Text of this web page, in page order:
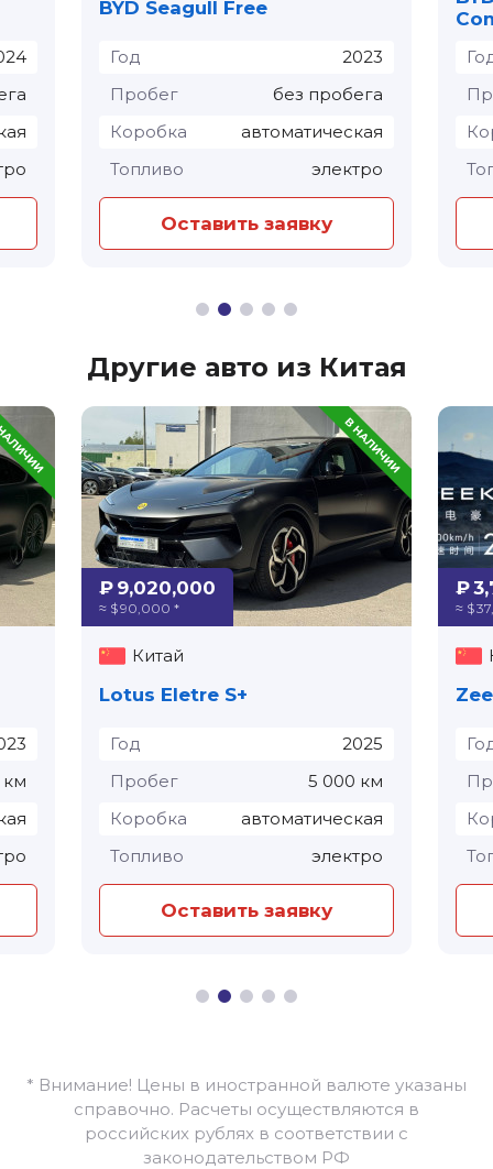
BYD Seagull Free
Год
2023
Пробег
без пробега
Коробка
автоматическая
Топливо
электро
Оставить заявку
Другие авто из Китая
км
₽ 9,020,000
≈ $ 90,000 *
Китай
Lotus Eletre S+
Год
2025
Пробег
5 000 км
Коробка
автоматическая
Топливо
электро
Оставить заявку
₽
≈ $
* Внимание! Цены в иностранной валюте указаны
справочно. Расчеты осуществляются в
российских рублях в соответствии с
законодательством РФ